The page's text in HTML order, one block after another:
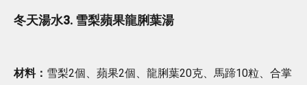
冬天湯水3. 雪梨蘋果龍脷葉湯
材料： 雪梨2個、蘋果2個、龍脷葉20克、馬蹄10粒、合掌